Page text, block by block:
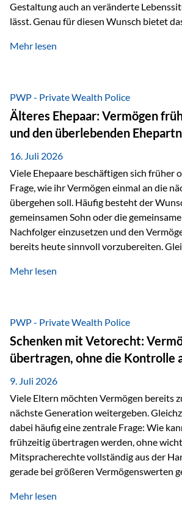
Gestaltung auch an veränderte
lässt. Genau für diesen Wunsch bietet
Vienna-Life eine interessante Lösung. Es
Ausgangssituation Stellen Sie sich
Großeltern haben über viele Jahre
Wunsch ist es, dieses Vermögen nicht
Kindern, sondern langfristig auch den
Mehr lesen
PWP - Private Wealth Police
Älteres Ehepaar: Vermögen
und den überlebenden
16. Juli 2026
Viele Ehepaare beschäftigen sich früher
Frage, wie ihr Vermögen einmal an die
übergehen soll. Häufig besteht der
gemeinsamen Sohn oder die
Nachfolger einzusetzen und den
bereits heute sinnvoll vorzubereiten.
passiert, wenn einer der beiden verstirbt?
Vermögen verfügen können. Genau für
Ausgangssituation bietet die Private
Vienna-Life eine durchdachte
Ausgangssituation Stellen Sie sich
Ein…
Mehr lesen
PWP - Private Wealth Police
Schenken mit Vetorecht:
übertragen, ohne die Kontrolle
9. Juli 2026
Viele Eltern möchten Vermögen bereits
nächste Generation weitergeben.
dabei häufig eine zentrale Frage: Wie
frühzeitig übertragen werden, ohne
Mitspracherechte vollständig aus der
gerade bei größeren Vermögenswerten
sicherzustellen, dass das Vermögen
Mehr lesen